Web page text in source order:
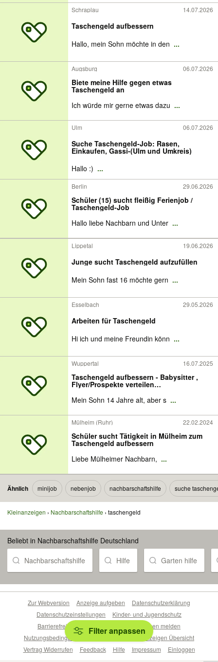
Schraplau 14.07.2026
Taschengeld aufbessern
Hallo, mein Sohn möchte in den ...
Augsburg 06.07.2026
Biete meine Hilfe gegen etwas
Taschengeld an
Ich würde mir gerne etwas dazu ...
Ulm 06.07.2026
Suche Taschengeld-Job: Rasen,
Einkaufen, Gassi-(Ulm und Umkreis)
Hallo :) ...
Berlin 29.06.2026
Schüler (15) sucht fleißig Ferienjob /
Taschengeld-Job
Hallo liebe Nachbarn und Unter ...
Lippetal 19.06.2026
Junge sucht Taschengeld aufzufüllen
Mein Sohn fast 16 möchte gern ...
Esselbach 29.05.2026
Arbeiten für Taschengeld
Hi ich und meine Freundin könn ...
Wuppertal 16.07.2025
Taschengeld aufbessern - Babysitter ,
Flyer/Prospekte verteilen…
Mein Sohn 14 Jahre alt, aber s ...
Mülheim (Ruhr) 22.02.2024
Schüler sucht Tätigkeit in Mülheim zum
Taschengeld aufbessern
Liebe Mülheimer Nachbarn, ...
Ähnlich minijob nebenjob nachbarschaftshilfe suche
Kleinanzeigen Nachbarschaftshilfe taschengeld
Beliebt in Nachbarschaftshilfe Deutschland
Nachbarschaftshilfe Hilfe Garten hilfe
Filter anpassen
Zur Webversion Anzeige aufgeben
Datenschutzerklärung
Datenschutzeinstellungen
Kinder- und Jugendschutz
Barrierefreiheitserklärung
Sicherheitslücken melden
Nutzungsbedingungen
Beliebte Suchen
Anzeigen Übersicht
Vertrag Widerrufen
Feedback Hilfe Impressum Einloggen